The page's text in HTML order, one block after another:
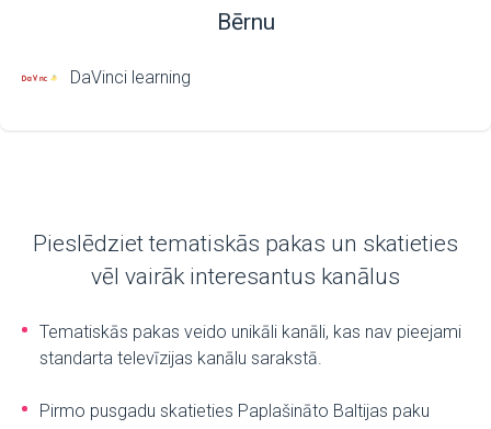
Bērnu
DaVinci learning
Pieslēdziet tematiskās pakas un skatieties
vēl vairāk interesantus kanālus
Tematiskās pakas veido unikāli kanāli, kas nav pieejami
standarta televīzijas kanālu sarakstā.
Pirmo pusgadu skatieties Paplašināto Baltijas paku